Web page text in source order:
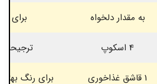
به مقدار دلخواه برای
4 اسکوپ ترجیحاً
1 قاشق غذاخوری برای رنگ